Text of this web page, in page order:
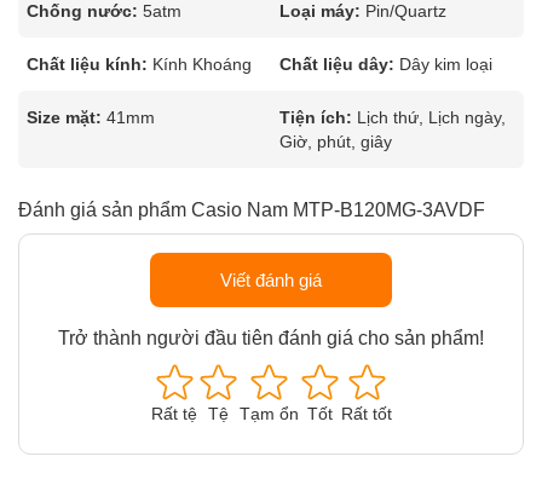
Chống nước: 5atm Loại máy: Pin/Quartz
Chất liệu kính: Kính Khoáng Chất liệu dây: Dây kim loại
Size mặt: 41mm Tiện ích: Lịch thứ, Lịch ngày,
Giờ, phút, giây
Đánh giá sản phẩm Casio Nam MTP-B120MG-3AVDF
Viết đánh giá
Trở thành người đầu tiên đánh giá cho sản phẩm!
Rất tệ Tệ Tạm ổn Tốt Rất tốt